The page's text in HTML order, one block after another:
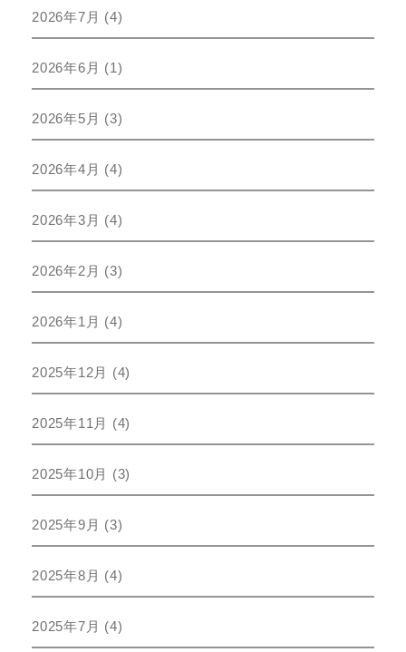
2026年7月 (4)
2026年6月 (1)
2026年5月 (3)
2026年4月 (4)
2026年3月 (4)
2026年2月 (3)
2026年1月 (4)
2025年12月 (4)
2025年11月 (4)
2025年10月 (3)
2025年9月 (3)
2025年8月 (4)
2025年7月 (4)